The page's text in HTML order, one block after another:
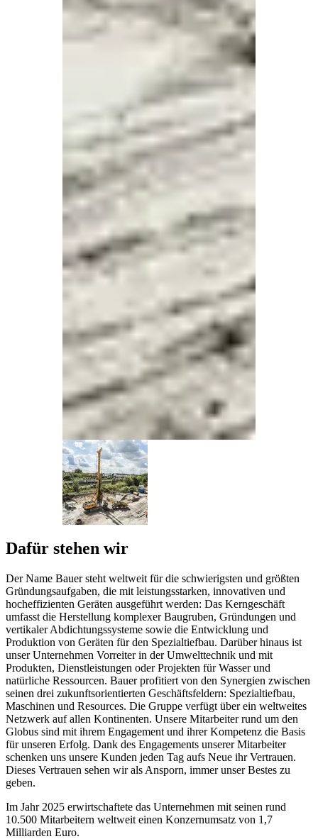
Dafür stehen wir
Der Name Bauer steht weltweit für die schwierigsten und größten
Gründungsaufgaben, die mit leistungsstarken, innovativen und
hocheffizienten Geräten ausgeführt werden: Das Kerngeschäft
umfasst die Herstellung komplexer Baugruben, Gründungen und
vertikaler Abdichtungssysteme sowie die Entwicklung und
Produktion von Geräten für den Spezialtiefbau. Darüber hinaus ist
unser Unternehmen Vorreiter in der Umwelttechnik und mit
Produkten, Dienstleistungen oder Projekten für Wasser und
natürliche Ressourcen. Bauer profitiert von den Synergien zwischen
seinen drei zukunftsorientierten Geschäftsfeldern: Spezialtiefbau,
Maschinen und Resources. Die Gruppe verfügt über ein weltweites
Netzwerk auf allen Kontinenten. Unsere Mitarbeiter rund um den
Globus sind mit ihrem Engagement und ihrer Kompetenz die Basis
für unseren Erfolg. Dank des Engagements unserer Mitarbeiter
schenken uns unsere Kunden jeden Tag aufs Neue ihr Vertrauen.
Dieses Vertrauen sehen wir als Ansporn, immer unser Bestes zu
geben.
Im Jahr 2025 erwirtschaftete das Unternehmen mit seinen rund
10.500 Mitarbeitern weltweit einen Konzernumsatz von 1,7
Milliarden Euro.